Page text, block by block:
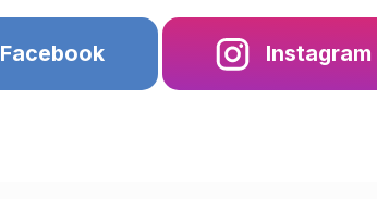
Facebook Instagram